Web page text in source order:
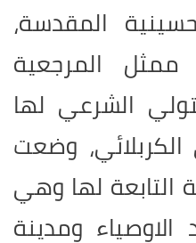
المقدسة،
المرجعية
الشرعي لها
وضعت
التابعة لها وهي
ومدينة